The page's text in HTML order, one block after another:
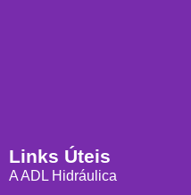
Links Úteis
A ADL Hidráulica